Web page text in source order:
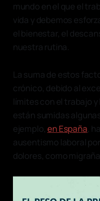
mundo en el que el
vida y debemos
el bienestar, el
nuestra rutina.
La suma de estos
crónico, debido al
límites con el trabajo
están sumidas
ejemplo,en España,
ausentismo laboral
dolores, como